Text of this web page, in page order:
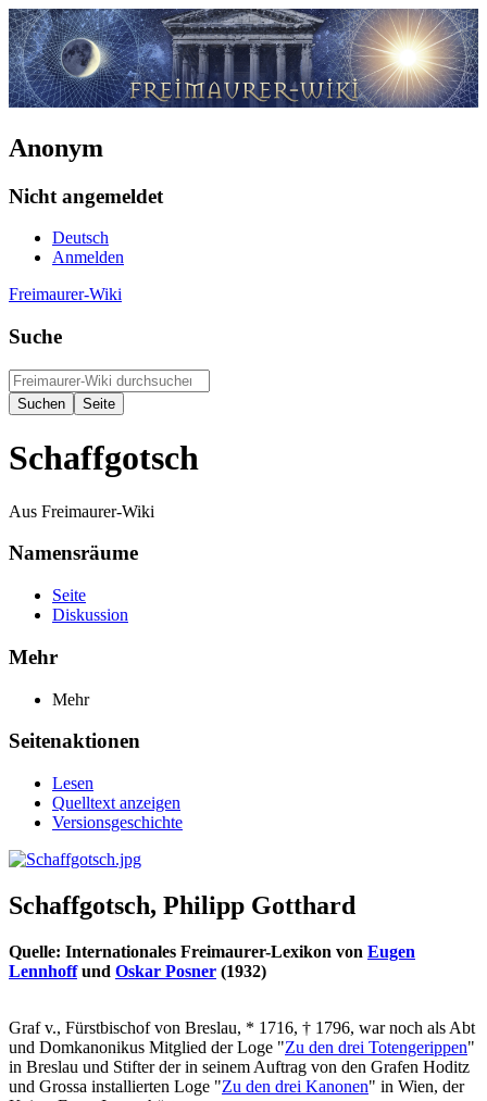
Anonym
Nicht angemeldet
Deutsch
Anmelden
Freimaurer-Wiki
Suche
Schaffgotsch
Aus Freimaurer-Wiki
Namensräume
Seite
Diskussion
Mehr
Mehr
Seitenaktionen
Lesen
Quelltext anzeigen
Versionsgeschichte
Schaffgotsch, Philipp Gotthard
Quelle: Internationales Freimaurer-Lexikon von Eugen
Lennhoffund Oskar Posner (1932)
Graf v., Fürstbischof von Breslau, * 1716, † 1796, war noch als Abt
und Domkanonikus Mitglied der Loge "Zu den drei Totengerippen"
in Breslau und Stifter der in seinem Auftrag von den Grafen Hoditz
und Grossa installierten Loge "Zu den drei Kanonen" in Wien, der